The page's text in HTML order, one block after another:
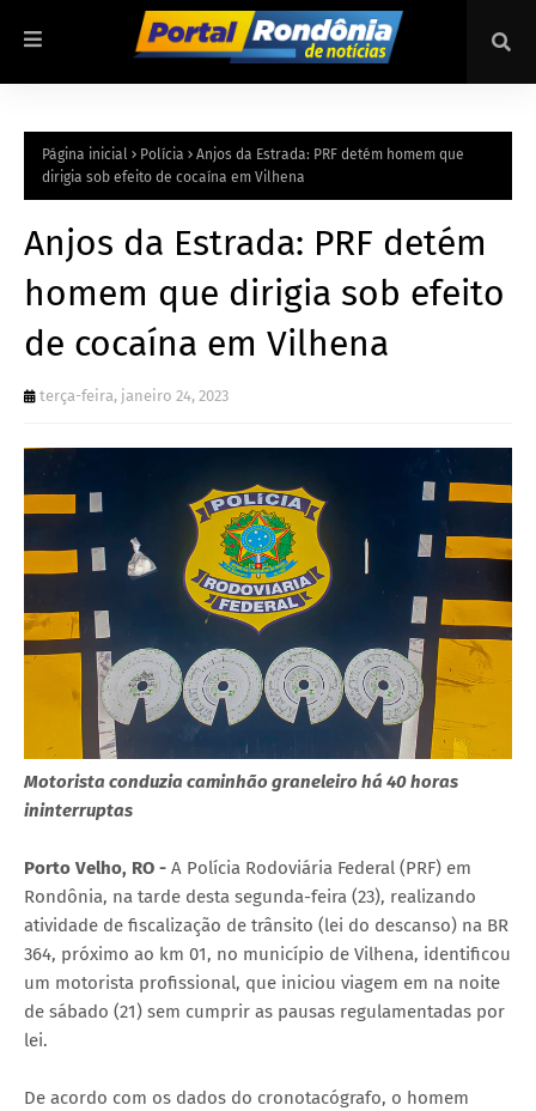
Página inicial Polícia
Anjos da Estrada: PRF detém homem que
dirigia sob efeito de cocaína em Vilhena
Anjos da Estrada: PRF detém
homem que dirigia sob efeito
de cocaína em Vilhena
terça-feira, janeiro 24, 2023
Motorista conduzia caminhão graneleiro há 40 horas
ininterruptas
Porto Velho, RO - A Polícia Rodoviária Federal (PRF) em
Rondônia, na tarde desta segunda-feira (23), realizando
atividade de fiscalização de trânsito (lei do descanso) na BR
364, próximo ao km 01, no município de Vilhena, identificou
um motorista profissional, que iniciou viagem em na noite
de sábado (21) sem cumprir as pausas regulamentadas por
lei.
De acordo com os dados do cronotacógrafo, o homem